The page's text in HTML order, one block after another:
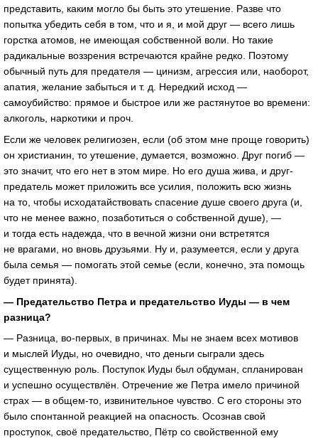
представить, каким могло бы быть это утешение. Разве что
попытка убедить себя в том, что и я, и мой друг — всего лишь
горстка атомов, не имеющая собственной воли. Но такие
радикальные воззрения встречаются крайне редко. Поэтому
обычный путь для предателя — цинизм, агрессия или, наоборот,
апатия, желание забыться и т. д. Нередкий исход —
самоубийство: прямое и быстрое или же растянутое во времени:
алкоголь, наркотики и проч.
Если же человек религиозен, если (об этом мне проще говорить)
он христианин, то утешение, думается, возможно. Друг погиб —
это значит, что его нет в этом мире. Но его душа жива, и друг-
предатель может приложить все усилия, положить всю жизнь
на то, чтобы исходатайствовать спасение душе своего друга (и,
что не менее важно, позаботиться о собственной душе), —
и тогда есть надежда, что в вечной жизни они встретятся
не врагами, но вновь друзьями. Ну и, разумеется, если у друга
была семья — помогать этой семье (если, конечно, эта помощь
будет принята).
— Предательство Петра и предательство Иуды — в чем
разница?
— Разница, во-первых, в причинах. Мы не знаем всех мотивов
и мыслей Иуды, но очевидно, что деньги сыграли здесь
существенную роль. Поступок Иуды был обдуман, спланирован
и успешно осуществлён. Отречение же Петра имело причиной
страх — в общем-то, извинительное чувство. С его стороны это
было спонтанной реакцией на опасность. Осознав свой
проступок, своё предательство, Пётр со свойственной ему